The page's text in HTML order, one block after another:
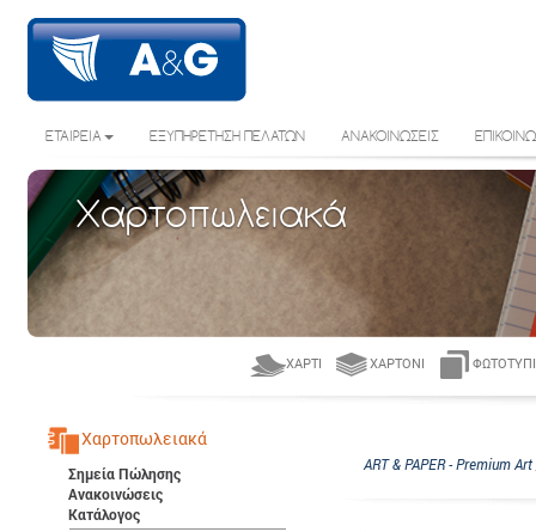
ΕΤΑΙΡΕΙΑ ΕΞΥΠΗΡΕΤΗΣΗ ΠΕΛΑΤΩΝ ΑΝΑΚΟΙΝΩΣΕΙΣ
Χαρτοπωλειακά
ΧΑΡΤΊ ΧΑΡΤΌΝΙ
Χαρτοπωλειακά
Σημεία Πώλησης
Ανακοινώσεις
Κατάλογος
ART & PAPER - Premium